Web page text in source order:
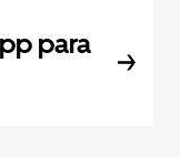
para